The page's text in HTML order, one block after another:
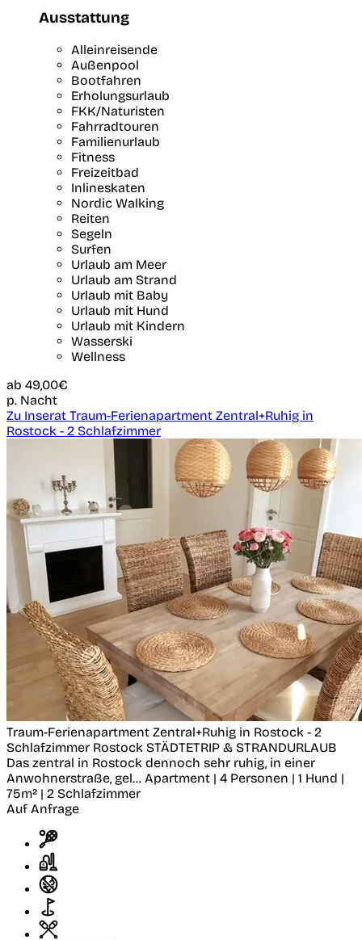
Ausstattung
Alleinreisende
Außenpool
Bootfahren
Erholungsurlaub
FKK/Naturisten
Fahrradtouren
Familienurlaub
Fitness
Freizeitbad
Inlineskaten
Nordic Walking
Reiten
Segeln
Surfen
Urlaub am Meer
Urlaub am Strand
Urlaub mit Baby
Urlaub mit Hund
Urlaub mit Kindern
Wasserski
Wellness
ab 49,00€
p. Nacht
Zu Inserat Traum-Ferienapartment Zentral+Ruhig in
Rostock - 2 Schlafzimmer
Traum-Ferienapartment Zentral+Ruhig in Rostock - 2
Schlafzimmer Rostock STÄDTETRIP & STRANDURLAUB
Das zentral in Rostock dennoch sehr ruhig, in einer
Anwohnerstraße, gel... Apartment | 4 Personen | 1 Hund |
75m² | 2 Schlafzimmer
Auf Anfrage